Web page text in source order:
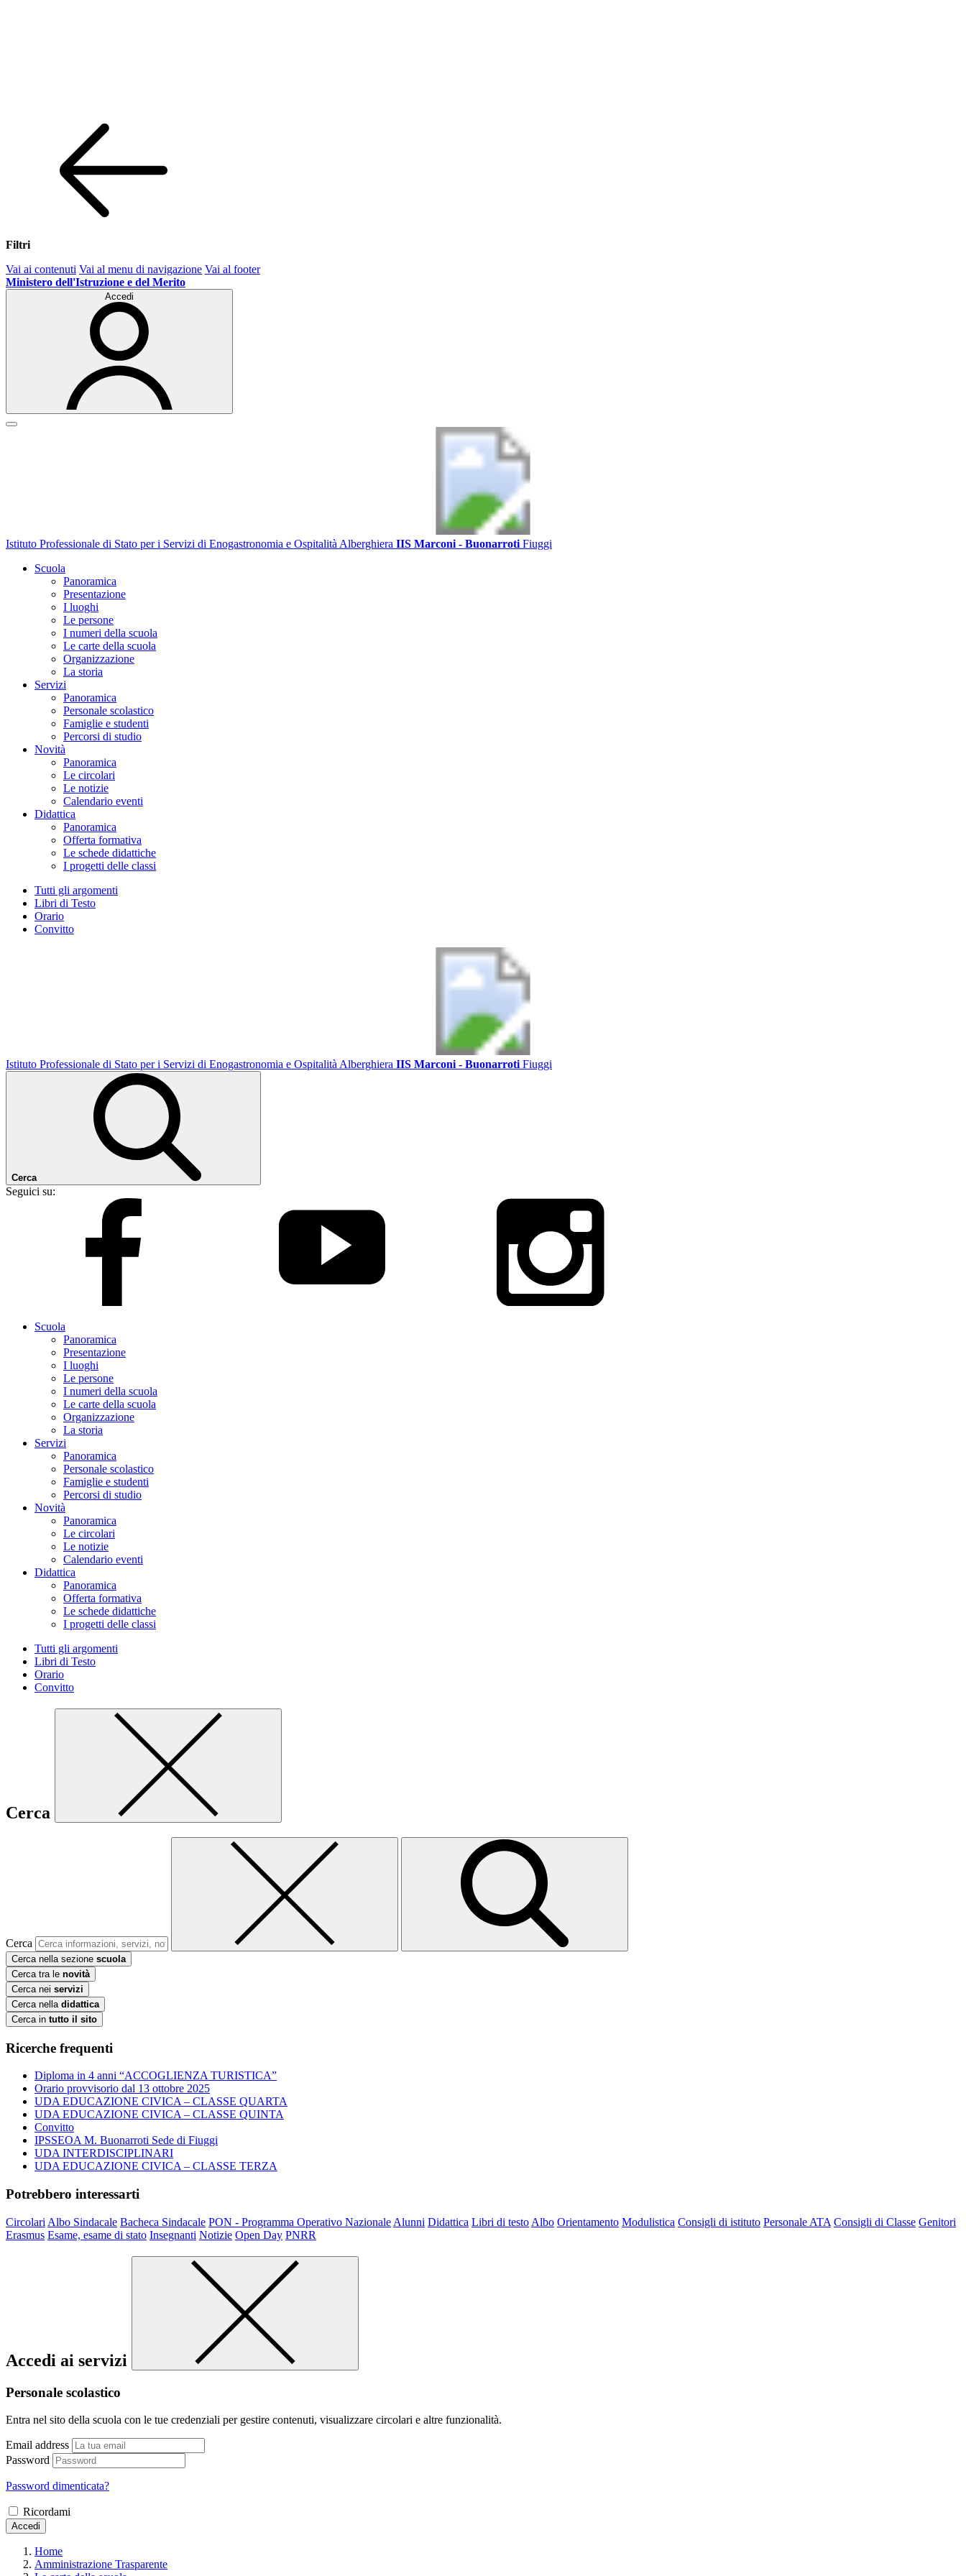
Filtri
Vai ai contenuti Vai al menu di navigazione Vai al footer
Ministero dell'Istruzione e del Merito
Accedi
Istituto Professionale di Stato per i Servizi di Enogastronomia e Ospitalità Alberghiera IIS Marconi - Buonarroti Fiuggi
Scuola
Panoramica
Presentazione
I luoghi
Le persone
I numeri della scuola
Le carte della scuola
Organizzazione
La storia
Servizi
Panoramica
Personale scolastico
Famiglie e studenti
Percorsi di studio
Novità
Panoramica
Le circolari
Le notizie
Calendario eventi
Didattica
Panoramica
Offerta formativa
Le schede didattiche
I progetti delle classi
Tutti gli argomenti
Libri di Testo
Orario
Convitto
Istituto Professionale di Stato per i Servizi di Enogastronomia e Ospitalità Alberghiera IIS Marconi - Buonarroti Fiuggi
Cerca
Seguici su:
Scuola
Panoramica
Presentazione
I luoghi
Le persone
I numeri della scuola
Le carte della scuola
Organizzazione
La storia
Servizi
Panoramica
Personale scolastico
Famiglie e studenti
Percorsi di studio
Novità
Panoramica
Le circolari
Le notizie
Calendario eventi
Didattica
Panoramica
Offerta formativa
Le schede didattiche
I progetti delle classi
Tutti gli argomenti
Libri di Testo
Orario
Convitto
Cerca
Cerca
Cerca nella sezione scuola
Cerca tra le novità
Cerca nei servizi
Cerca nella didattica
Cerca in tutto il sito
Ricerche frequenti
Diploma in 4 anni “ACCOGLIENZA TURISTICA”
Orario provvisorio dal 13 ottobre 2025
UDA EDUCAZIONE CIVICA – CLASSE QUARTA
UDA EDUCAZIONE CIVICA – CLASSE QUINTA
Convitto
IPSSEOA M. Buonarroti Sede di Fiuggi
UDA INTERDISCIPLINARI
UDA EDUCAZIONE CIVICA – CLASSE TERZA
Potrebbero interessarti
Circolari Albo Sindacale Bacheca Sindacale PON - Programma Operativo Nazionale Alunni Didattica Libri di testo Albo Orientamento Modulistica Consigli di istituto Personale ATA Consigli di Classe Genitori
Erasmus Esame, esame di stato Insegnanti Notizie Open Day PNRR
Accedi ai servizi
Personale scolastico
Entra nel sito della scuola con le tue credenziali per gestire contenuti, visualizzare circolari e altre funzionalità.
Email address
Password
Password dimenticata?
Ricordami
Accedi
Home
Amministrazione Trasparente